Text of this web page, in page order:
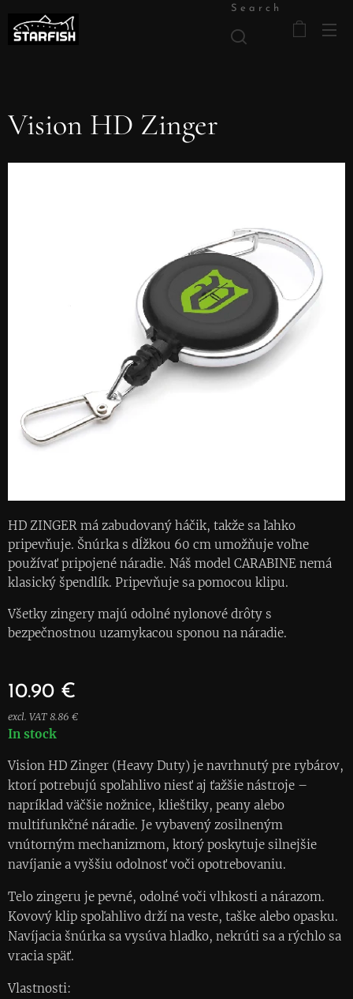
Search
Vision HD Zinger
HD ZINGER má zabudovaný háčik, takže sa ľahko
pripevňuje. Šnúrka s dĺžkou 60 cm umožňuje voľne
používať pripojené náradie. Náš model CARABINE nemá
klasický špendlík. Pripevňuje sa pomocou klipu.
Všetky zingery majú odolné nylonové drôty s
bezpečnostnou uzamykacou sponou na náradie.
10.90 €
excl. VAT 8.86 €
In stock
Vision HD Zinger (Heavy Duty) je navrhnutý pre rybárov,
ktorí potrebujú spoľahlivo niesť aj ťažšie nástroje –
napríklad väčšie nožnice, klieštiky, peany alebo
multifunkčné náradie. Je vybavený zosilneným
vnútorným mechanizmom, ktorý poskytuje silnejšie
navíjanie a vyššiu odolnosť voči opotrebovaniu.
Telo zingeru je pevné, odolné voči vlhkosti a nárazom.
Kovový klip spoľahlivo drží na veste, taške alebo opasku.
Navíjacia šnúrka sa vysúva hladko, nekrúti sa a rýchlo sa
vracia späť.
Vlastnosti: